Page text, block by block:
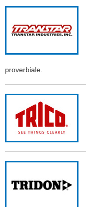
proverbiale.